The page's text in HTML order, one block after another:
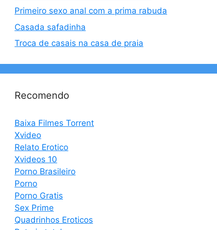
Primeiro sexo anal com a prima rabuda
Casada safadinha
Troca de casais na casa de praia
Recomendo
Baixa Filmes Torrent
Xvideo
Relato Erotico
Xvideos 10
Porno Brasileiro
Porno
Porno Gratis
Sex Prime
Quadrinhos Eroticos